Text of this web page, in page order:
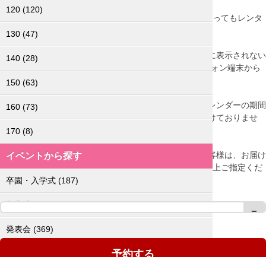
120 (120)
130 (47)
140 (28)
150 (63)
160 (73)
170 (8)
イベントから探す
卒園・入学式 (187)
卒業式(148)
発表会 (369)
です。
レンタル2日目以降が水色表示（レンタル不可表示）であってもレンタ
ルは可能です。
タブレット端末からのご注文の場合、カレンダーが正常に表示されない
場合がございます。恐れ入りますが、PC又はスマートフォン端末から
ご注文くださいませ。
＜注文可能時期について＞
注文可能時期につきましては、下記で表示されているカレンダーの期間
のみになります。 下記以外の時期のレンタルは受け付けておりませ
ん。 （お電話での受付もしておりません。）
＜北海道・青森県・沖縄県・離島のお客様へ＞
配達日数の都合により北海道・青森県・沖縄・離島のお客様は、お届け
日の前後にレンタル空き状態が1日以上あることを確認の上ご指定くだ
さい。
予約不可 予約可能 予約済み
お届け日：
カレンダーからご希望の日程を選択してください。
予約する